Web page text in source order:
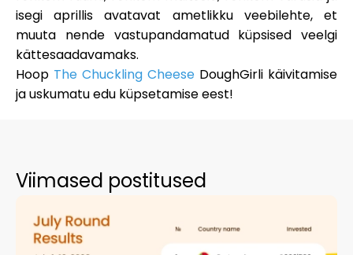
Abi
isegi aprillis avatavat ametlikku veebilehte, et
muuta nende vastupandamatud küpsised veelgi
kättesaadavamaks.
Hoop The Chuckling Cheese DoughGirli käivitamise
ja uskumatu edu küpsetamise eest!
Viimased postitused